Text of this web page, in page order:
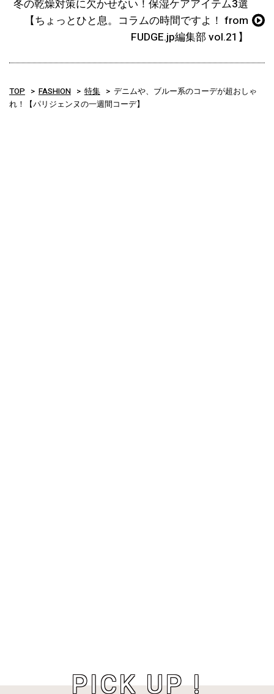
冬の乾燥対策に欠かせない！保湿ケアアイテム3選
【ちょっとひと息。コラムの時間ですよ！ from
FUDGE.jp編集部 vol.21】
TOP FASHION 特集
デニムや、ブルー系のコーデが超おしゃ
れ！【パリジェンヌの一週間コーデ】
PICK UP !